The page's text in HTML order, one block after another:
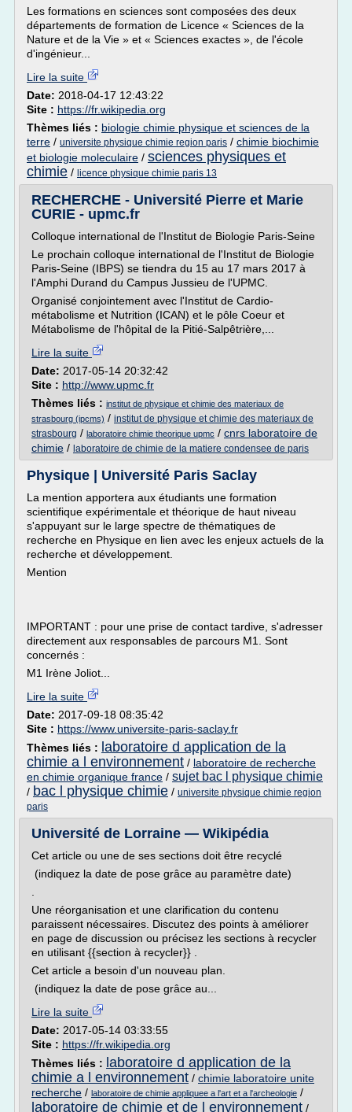
Les formations en sciences sont composées des deux
départements de formation de Licence « Sciences de la
Nature et de la Vie » et « Sciences exactes », de l'école
d'ingénieur...
Lire la suite
Date: 2018-04-17 12:43:22
Site : https://fr.wikipedia.org
Thèmes liés : biologie chimie physique et sciences de la
terre / universite physique chimie region paris / chimie biochimie
et biologie moleculaire / sciences physiques et
chimie / licence physique chimie paris 13
RECHERCHE - Université Pierre et Marie
CURIE - upmc.fr
Colloque international de l'Institut de Biologie Paris-Seine
Le prochain colloque international de l'Institut de Biologie
Paris-Seine (IBPS) se tiendra du 15 au 17 mars 2017 à
l'Amphi Durand du Campus Jussieu de l'UPMC.
Organisé conjointement avec l'Institut de Cardio-
métabolisme et Nutrition (ICAN) et le pôle Coeur et
Métabolisme de l'hôpital de la Pitié-Salpêtrière,...
Lire la suite
Date: 2017-05-14 20:32:42
Site : http://www.upmc.fr
Thèmes liés : institut de physique et chimie des materiaux de
strasbourg (ipcms) / institut de physique et chimie des materiaux de
strasbourg / laboratoire chimie theorique upmc / cnrs laboratoire de
chimie / laboratoire de chimie de la matiere condensee de paris
Physique | Université Paris Saclay
La mention apportera aux étudiants une formation
scientifique expérimentale et théorique de haut niveau
s'appuyant sur le large spectre de thématiques de
recherche en Physique en lien avec les enjeux actuels de la
recherche et développement.
Mention
IMPORTANT : pour une prise de contact tardive, s'adresser
directement aux responsables de parcours M1. Sont
concernés :
M1 Irène Joliot...
Lire la suite
Date: 2017-09-18 08:35:42
Site : https://www.universite-paris-saclay.fr
Thèmes liés : laboratoire d application de la
chimie a l environnement / laboratoire de recherche
en chimie organique france / sujet bac l physique chimie
/ bac l physique chimie / universite physique chimie region
paris
Université de Lorraine — Wikipédia
Cet article ou une de ses sections doit être recyclé
(indiquez la date de pose grâce au paramètre date)
Une réorganisation et une clarification du contenu
paraissent nécessaires. Discutez des points à améliorer
en page de discussion ou précisez les sections à recycler
en utilisant {{section à recycler}} .
Cet article a besoin d'un nouveau plan.
(indiquez la date de pose grâce au...
Lire la suite
Date: 2017-05-14 03:33:55
Site : https://fr.wikipedia.org
Thèmes liés : laboratoire d application de la
chimie a l environnement / chimie laboratoire unite
recherche / laboratoire de chimie appliquee a l'art et a l'archeologie /
laboratoire de chimie et de l environnement /